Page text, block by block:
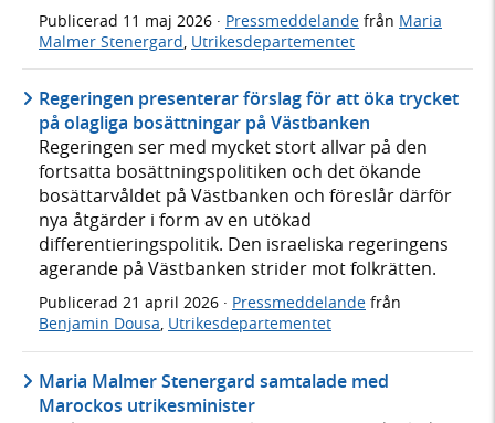
Publicerad 11 maj 2026 · Pressmeddelande från Maria
Malmer Stenergard Utrikesdepartementet
Regeringen presenterar förslag för att öka trycket
på olagliga bosättningar på Västbanken
Regeringen ser med mycket stort allvar på den
fortsatta bosättningspolitiken och det ökande
bosättarvåldet på Västbanken och föreslår därför
nya åtgärder i form av en utökad
differentieringspolitik. Den israeliska regeringens
agerande på Västbanken strider mot folkrätten.
Publicerad 21 april 2026 · Pressmeddelande från
Benjamin Dousa, Utrikesdepartementet
Maria Malmer Stenergard samtalade med
Marockos utrikesminister